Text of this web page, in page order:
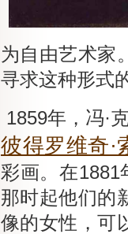
为自由艺术家
寻求这种形式
1859年，冯·
彼得罗维奇·
彩画。 在
那时起他们的
像的女性，可